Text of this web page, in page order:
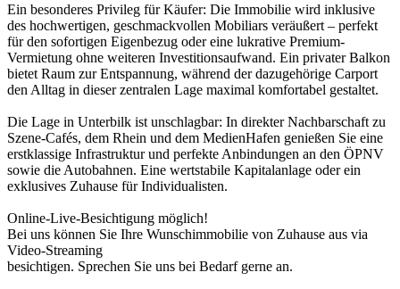
Ein besonderes Privileg für Käufer: Die Immobilie wird inklusive
des hochwertigen, geschmackvollen Mobiliars veräußert – perfekt
für den sofortigen Eigenbezug oder eine lukrative Premium-
Vermietung ohne weiteren Investitionsaufwand. Ein privater Balkon
bietet Raum zur Entspannung, während der dazugehörige Carport
den Alltag in dieser zentralen Lage maximal komfortabel gestaltet.
Die Lage in Unterbilk ist unschlagbar: In direkter Nachbarschaft zu
Szene-Cafés, dem Rhein und dem MedienHafen genießen Sie eine
erstklassige Infrastruktur und perfekte Anbindungen an den ÖPNV
sowie die Autobahnen. Eine wertstabile Kapitalanlage oder ein
exklusives Zuhause für Individualisten.
Online-Live-Besichtigung möglich!
Bei uns können Sie Ihre Wunschimmobilie von Zuhause aus via
Video-Streaming
besichtigen. Sprechen Sie uns bei Bedarf gerne an.